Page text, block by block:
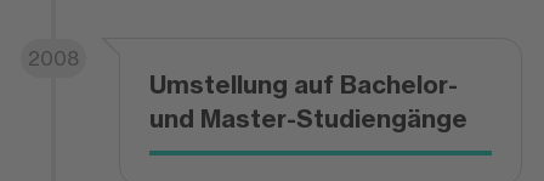
2008
Umstellung auf Bachelor-
und Master-Studiengänge